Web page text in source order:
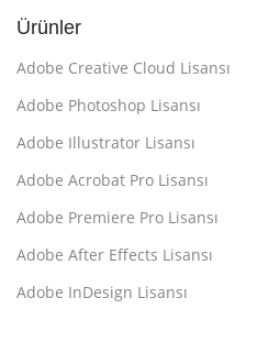
Ürünler
Adobe Creative Cloud Lisansı
Adobe Photoshop Lisansı
Adobe Illustrator Lisansı
Adobe Acrobat Pro Lisansı
Adobe Premiere Pro Lisansı
Adobe After Effects Lisansı
Adobe InDesign Lisansı